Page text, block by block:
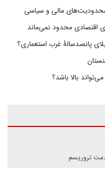
محدودیت‌های مالی و سیاسی
اقتصادی محدود نمی‌ماند
پانصدسالۀ غرب استعماری؟
بالا باشد؟
تروریسم